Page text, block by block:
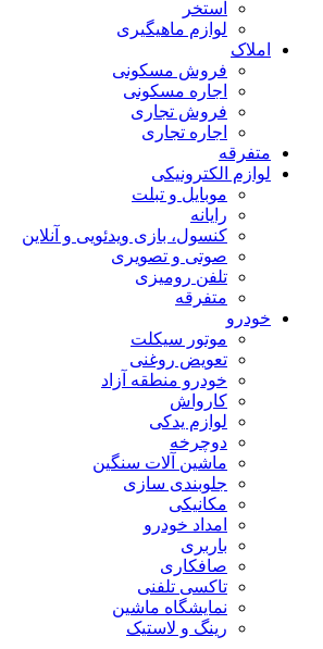
استخر
لوازم ماهیگیری
املاک
فروش مسکونی
اجاره مسکونی
فروش تجاری
اجاره تجاری
متفرقه
لوازم الکترونیکی
موبایل و تبلت
رایانه
کنسول، بازی‌ ویدئویی و آنلاین
صوتی و تصویری
تلفن رومیزی
متفرقه
خودرو
موتور سیکلت
تعویض روغنی
خودرو منطقه آزاد
کارواش
لوازم یدکی
دوچرخه
ماشین آلات سنگین
جلوبندی سازی
مکانیکی
امداد خودرو
باربری
صافکاری
تاکسی تلفنی
نمایشگاه ماشین
رینگ و لاستیک